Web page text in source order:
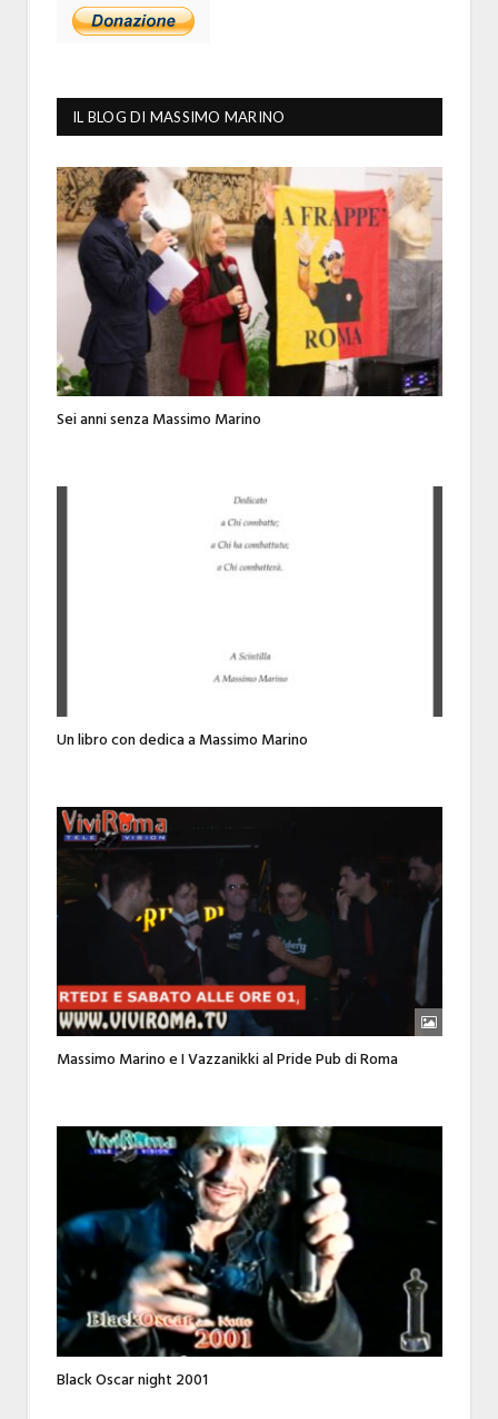
IL BLOG DI MASSIMO MARINO
Sei anni senza Massimo Marino
Un libro con dedica a Massimo Marino
Massimo Marino e I Vazzanikki al Pride Pub di Roma
Black Oscar night 2001